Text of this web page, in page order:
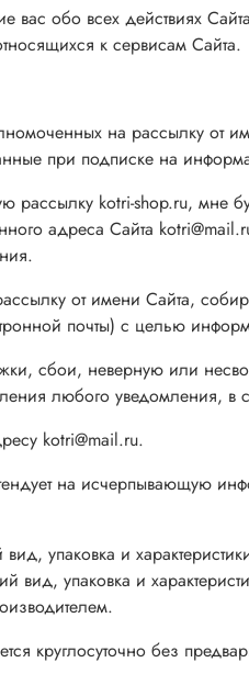
обо всех действиях
к сервисам Сайта.
на рассылку от
при подписке на
kotri-shop.ru, мне
адреса Сайта
от имени Сайта,
почты) с целью
сбои, неверную или
любого уведомления, в
kotri@mail.ru.
на исчерпывающую
упаковка и
упаковка и
круглосуточно без